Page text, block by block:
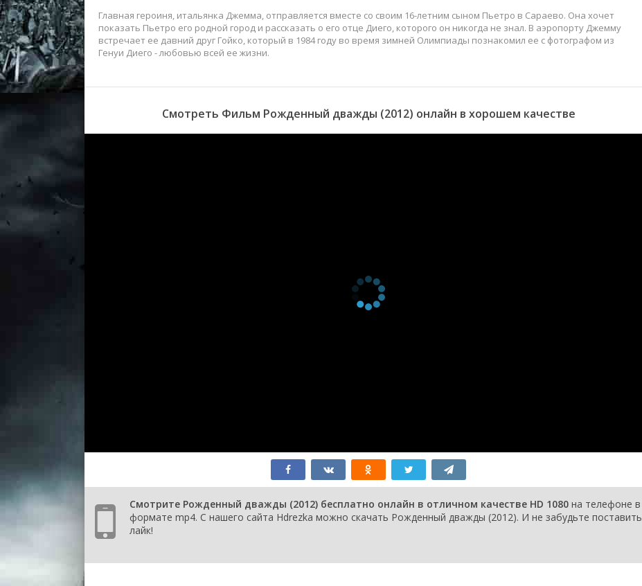
Главная героиня, итальянка Джемма, отправляется вместе со своим 16-летним сыном Пьетро в Сараево. Она хочет
показать Пьетро его родной город и рассказать о его отце Диего, которого он никогда не знал. В аэропорту Джемму
встречает ее давний друг Гойко, который в 1984 году во время зимней Олимпиады познакомил ее с фотографом из
Генуи Диего - любовью всей ее жизни.
Смотреть Фильм Рожденный дважды (2012) онлайн в хорошем качестве
Смотрите Рожденный дважды (2012) бесплатно онлайн в отличном качестве HD 1080 на телефоне в
формате mp4. С нашего сайта Hdrezka можно скачать Рожденный дважды (2012). И не забудьте поставить
лайк!